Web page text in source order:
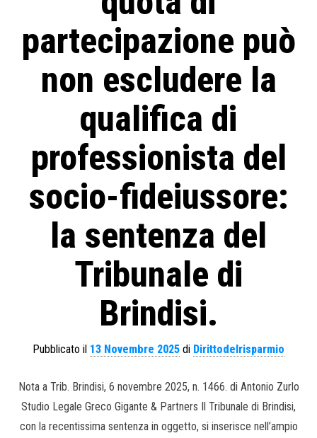
partecipazione può
non escludere la
qualifica di
professionista del
socio-fideiussore:
la sentenza del
Tribunale di
Brindisi.
Pubblicato il 13 Novembre 2025 di Dirittodelrisparmio
Nota a Trib. Brindisi, 6 novembre 2025, n. 1466. di Antonio Zurlo
Studio Legale Greco Gigante & Partners Il Tribunale di Brindisi,
con la recentissima sentenza in oggetto, si inserisce nell’ampio